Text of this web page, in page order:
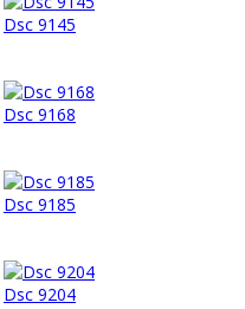
Dsc 9145
Dsc 9168
Dsc 9185
Dsc 9204